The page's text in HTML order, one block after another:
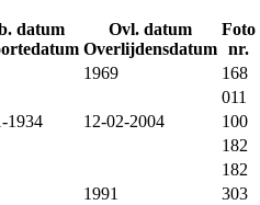
datum
Ovl. datum
Overlijdensdatum
Foto
nr.
1969
168
011
1934 12-02-2004
100
182
182
1991
303